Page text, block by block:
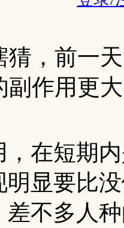
猜，前一
副作用更大
，在短期
明显要比
差不多人